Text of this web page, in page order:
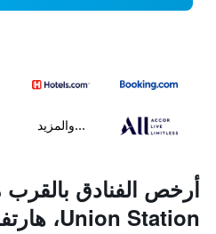
...والمزيد
Union Station، هارتفورد